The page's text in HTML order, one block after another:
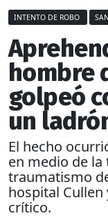
INTENTO DE ROBO
hombre
golpeó
un
El hecho
en medio de
traumatismo
hospital Cullen
crítico.